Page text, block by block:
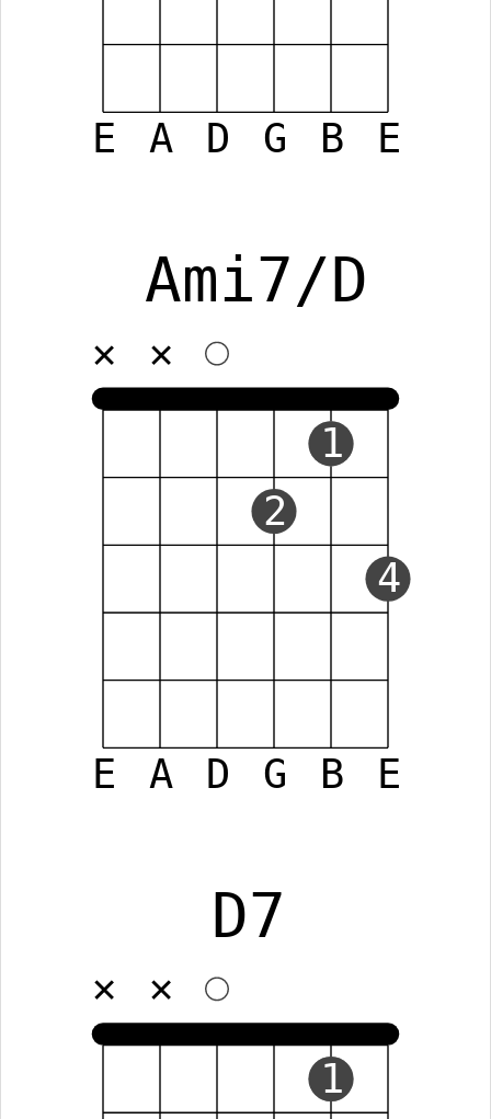
E A D G B E
Ami7/D
E A D G B E
✕ ✕
2
1
4
D7
✕ ✕
1